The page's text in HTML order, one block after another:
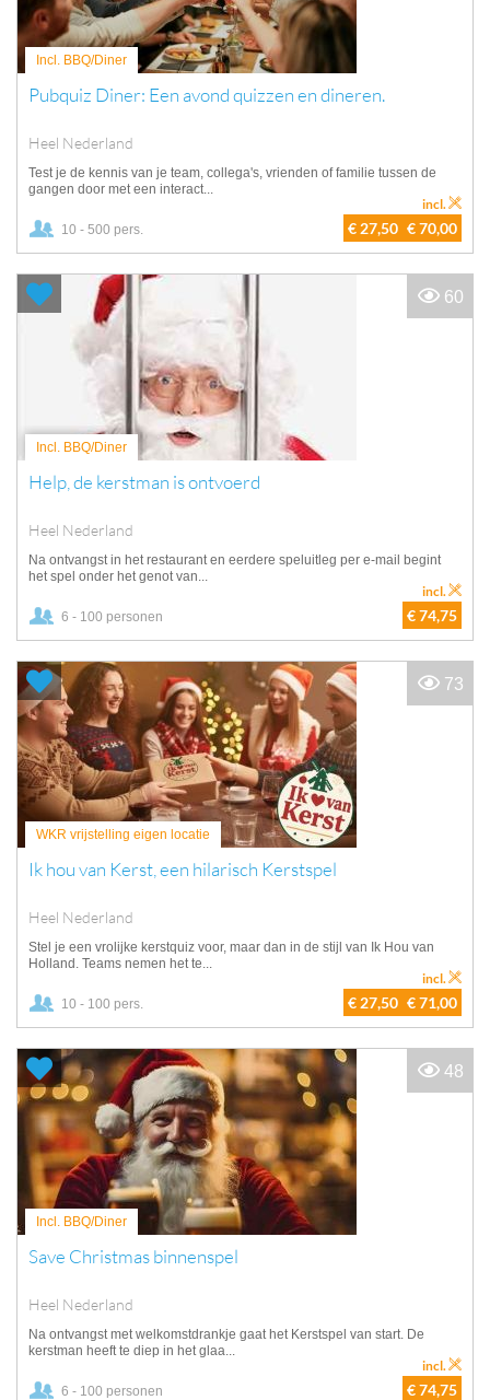
Incl. BBQ/Diner
Pubquiz Diner: Een avond quizzen en dineren.
Heel Nederland
Test je de kennis van je team, collega's, vrienden of familie tussen de
gangen door met een interact...
10 - 500 pers. € 27,50 € 70,00
incl.
Incl. BBQ/Diner
Help, de kerstman is ontvoerd
Heel Nederland
Na ontvangst in het restaurant en eerdere speluitleg per e-mail begint
het spel onder het genot van...
6 - 100 personen € 74,75
incl.
60
WKR vrijstelling eigen locatie
Ik hou van Kerst, een hilarisch Kerstspel
Heel Nederland
Stel je een vrolijke kerstquiz voor, maar dan in de stijl van Ik Hou van
Holland. Teams nemen het te...
10 - 100 pers. € 27,50 € 71,00
incl.
73
Incl. BBQ/Diner
Save Christmas binnenspel
Heel Nederland
Na ontvangst met welkomstdrankje gaat het Kerstspel van start. De
kerstman heeft te diep in het glaa...
6 - 100 personen € 74,75
incl.
48